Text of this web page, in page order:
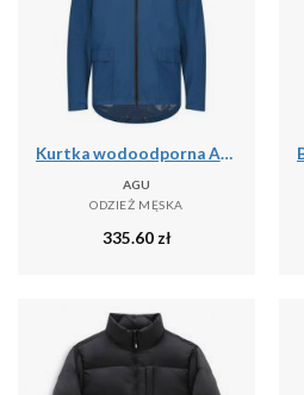
Kurtka wodoodporna Agu Original Essential
AGU
ODZIEŻ MĘSKA
335.60zł